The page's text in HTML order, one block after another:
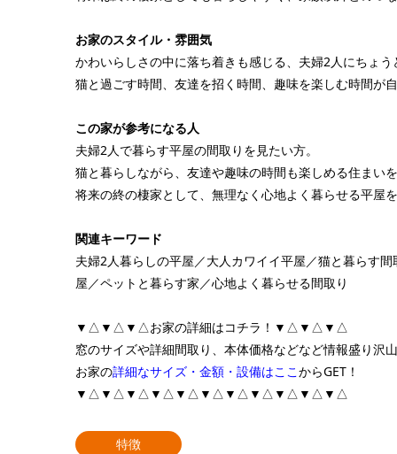
お家のスタイル・雰囲気
かわいらしさの中に落ち着きも感じる、夫婦2人にちょ
猫と過ごす時間、友達を招く時間、趣味を楽しむ時間が
この家が参考になる人
夫婦2人で暮らす平屋の間取りを見たい方。
猫と暮らしながら、友達や趣味の時間も楽しめる住まい
将来の終の棲家として、無理なく心地よく暮らせる平屋
関連キーワード
夫婦2人暮らしの平屋／大人カワイイ平屋／猫と暮らす
屋／ペットと暮らす家／心地よく暮らせる間取り
▼△▼△▼△お家の詳細はコチラ！▼△▼△▼△
窓のサイズや詳細間取り、本体価格などなど情報盛り沢
お家の詳細なサイズ・金額・設備はここからGET！
▼△▼△▼△▼△▼△▼△▼△▼△▼△▼△▼△
特徴